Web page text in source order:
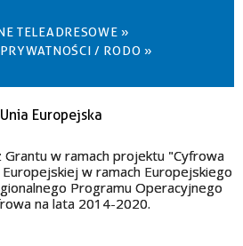
TELEADRESOWE »
/ RODO »
Grantu w ramach projektu "Cyfrowa
w ramach Europejskiego
Programu Operacyjnego
na lata 2014-2020.